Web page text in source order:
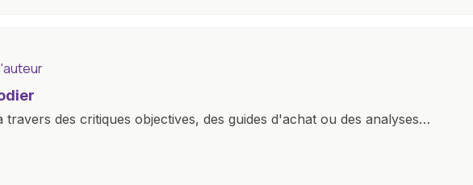
travers des critiques objectives, des guides d'achat ou des analyses
je m'efforce de rendre la technologie accessible à tous, en démystifiant